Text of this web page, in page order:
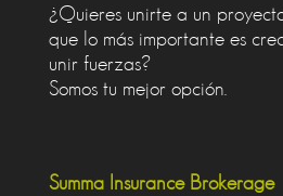
¿Quieres unirte a un
que lo más importante es
unir fuerzas?
Somos tu mejor opción.
Summa Insurance Brokerage